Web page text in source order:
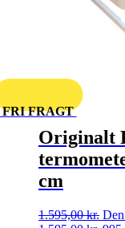
FRAGT
Originalt
cm
1.595,00kr.